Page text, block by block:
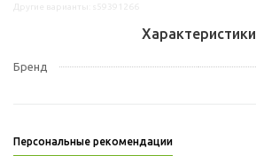
Характеристики
Бренд
Персональные рекомендации